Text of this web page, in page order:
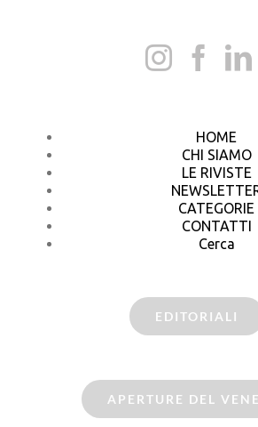
HOME
CHI SIAMO
LE RIVISTE
CATEGORIE
CONTATTI
Cerca
EDITORIALI
APERTURE DEL